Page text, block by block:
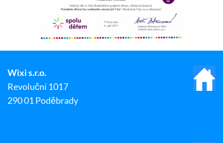
Wixi s.r.o.
Revoluční 1017
290 01 Poděbrady